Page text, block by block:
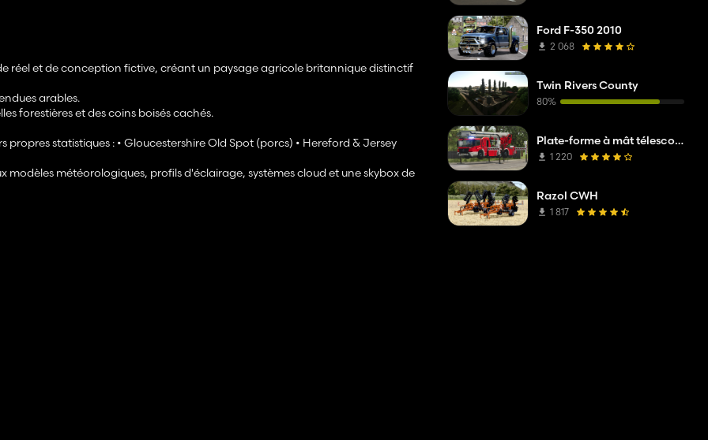
réel et de conception fictive, créant un paysage agricole britannique distinctif
arables.
forestières et des coins boisés cachés.
statistiques : • Gloucestershire Old Spot (porcs) • Hereford & Jersey
météorologiques, profils d'éclairage, systèmes cloud et une skybox de
Rail entièrement carrossable et découvrez la véritable puissance diesel-
Ford F-350 2010
2 068
Twin Rivers County
80%
Plate-forme à mât télescopique Mercedes Benz Econic WISS
1 220
Razol CWH
1 817